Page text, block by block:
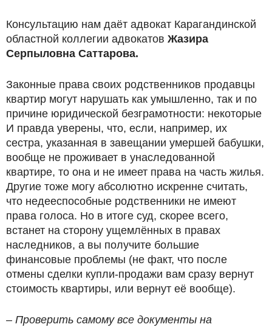
Консультацию нам даёт адвокат Карагандинской
областной коллегии адвокатов Жазира
Серпыловна Саттарова.
Законные права своих родственников продавцы
квартир могут нарушать как умышленно, так и по
причине юридической безграмотности: некоторые
И правда уверены, что, если, например, их
сестра, указанная в завещании умершей бабушки,
вообще не проживает в унаследованной
квартире, то она и не имеет права на часть жилья.
Другие тоже могу абсолютно искренне считать,
что недееспособные родственники не имеют
права голоса. Но в итоге суд, скорее всего,
встанет на сторону ущемлённых в правах
наследников, а вы получите большие
финансовые проблемы (не факт, что после
отмены сделки купли-продажи вам сразу вернут
стоимость квартиры, или вернут её вообще).
– Проверить самому все документы на